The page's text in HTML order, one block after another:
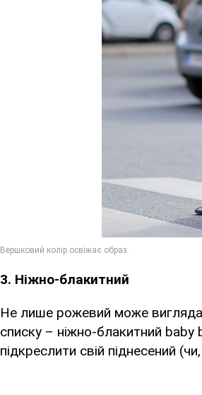
3. Ніжно-блакитний
Не лише рожевий може
списку – ніжно-блакитний
підкреслити свій піднесений